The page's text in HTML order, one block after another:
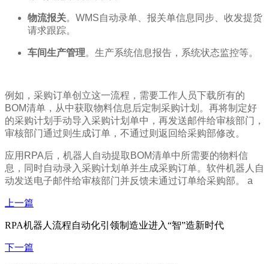
物流报关。WMS自动录单、报关单信息同步、收发提货
请求跟踪。
车间生产管理。生产系统信息报告，系统状态监控等。
例如，采购订单创立这一流程，需要工作人员下载所有的
BOM清单，从中获取物料信息后定制采购计划。再将制定好
的采购计划手动导入采购计划单中，再发送邮件给审核部门，
审核部门通过则生成订单，不通过则返回给采购部修改。
应用RPA后，机器人自动提取BOM清单中所需要的物料信
息，同时自动录入采购计划单并生成采购订单。软件机器人自
动发送电子邮件给审核部门并反馈未通过订单给采购部。 a
上一篇
RPA机器人流程自动化引领制造业进入“智”造新时代
下一篇